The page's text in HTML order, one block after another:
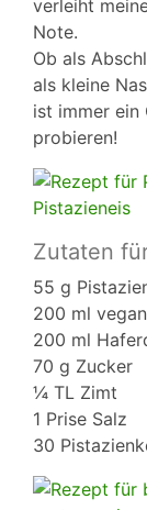
verleiht
Note.
Ob als
als kleine
ist immer ein
probieren!
Zutaten
55 g
200 ml
200 ml
70 g Zucker
¼ TL Zimt
1 Prise Salz
30